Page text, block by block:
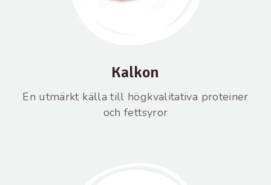
Kalkon
En utmärkt källa till högkvalitativa proteiner
och fettsyror